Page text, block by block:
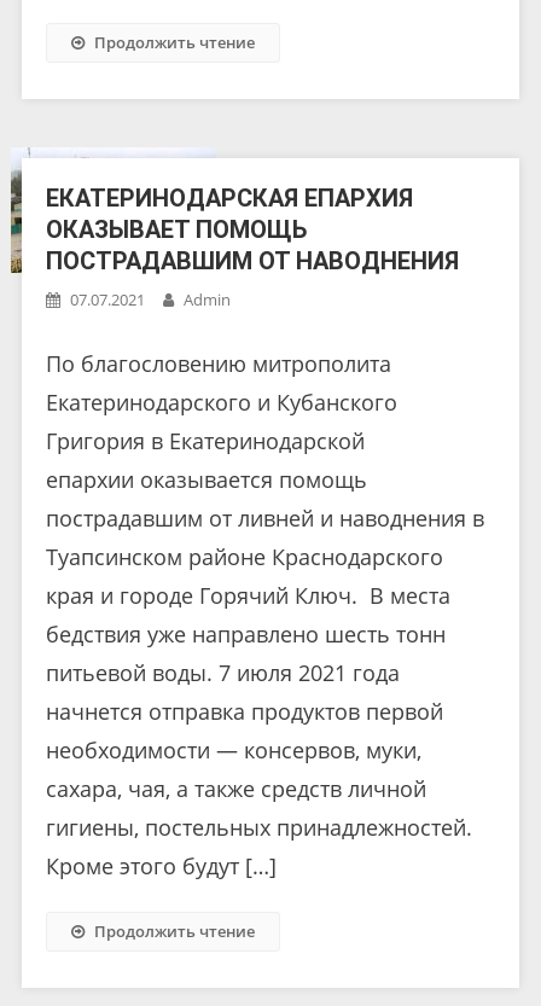
Продолжить чтение
ЕКАТЕРИНОДАРСКАЯ ЕПАРХИЯ
ОКАЗЫВАЕТ ПОМОЩЬ
ПОСТРАДАВШИМ ОТ НАВОДНЕНИЯ
07.07.2021 Admin
По благословению митрополита
Екатеринодарского и Кубанского
Григория в Екатеринодарской
епархии оказывается помощь
пострадавшим от ливней и наводнения в
Туапсинском районе Краснодарского
края и городе Горячий Ключ. В места
бедствия уже направлено шесть тонн
питьевой воды. 7 июля 2021 года
начнется отправка продуктов первой
необходимости — консервов, муки,
сахара, чая, а также средств личной
гигиены, постельных принадлежностей.
Кроме этого будут […]
Продолжить чтение